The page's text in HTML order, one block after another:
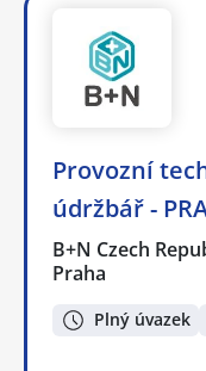
Provozní
údržbář -
B+N Czech
Praha
Plný úvazek